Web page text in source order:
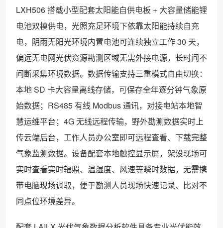
LXH506 搭载小型配套太阳能自供电板 + 大容量储能锂
电池双模供电，光照充足环境下依靠太阳能持续自充
电，阴雨无阳光环境内置电池可连续独立工作 30 天，
偏远无电网光伏资源勘测区域无需外接电源，长时间不
间断采集环境数据。数据传输支持三重模式自由切换：
本地 SD 卡大容量离线存储，可保存全年逐分钟气象原
始数据；RS485 有线 Modbus 通讯，对接电站本地智
慧运维平台；4G 无线远程传输，野外勘测数据实时上
传云端后台，工作人员办公室即可远程查看、下载完整
气象监测数据。设备配套本地触控显示屏，架设现场可
实时查看实时辐照、温湿度、风速等瞬时数据，无需携
带电脑现场调取，便于勘测人员现场快速记录、比对不
同点位环境差异。